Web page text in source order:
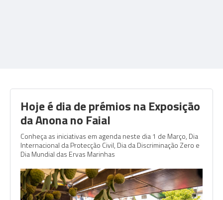
Hoje é dia de prémios na Exposição
da Anona no Faial
Conheça as iniciativas em agenda neste dia 1 de Março, Dia
Internacional da Protecção Civil, Dia da Discriminação Zero e
Dia Mundial das Ervas Marinhas